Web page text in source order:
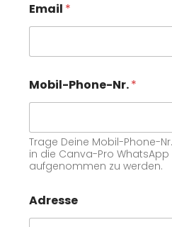
Email *
Mobil-Phone-Nr.*
Trage Deine Mobil-Phone-
in die Canva-Pro
aufgenommen zu werden.
Adresse